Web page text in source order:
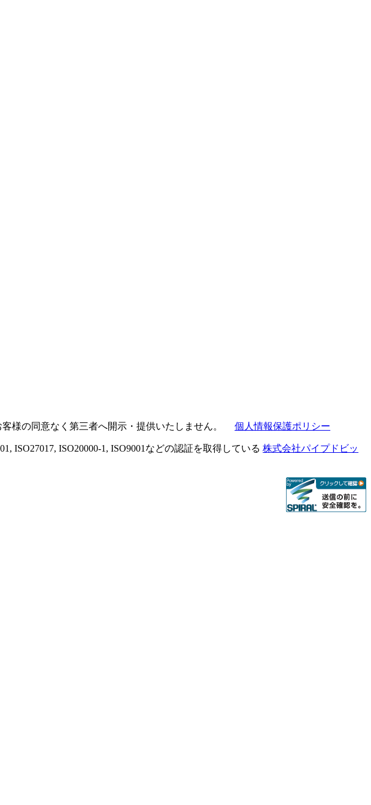
様の同意なく第三者へ開示・提供いたしません。 個人情報保護ポリシー
ISO27017, ISO20000-1, ISO9001などの認証を取得している 株式会社パイプドビッ